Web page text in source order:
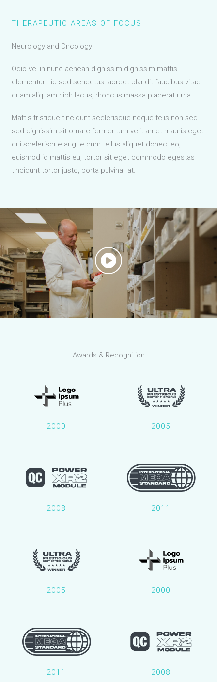
THERAPEUTIC AREAS OF FOCUS
Neurology and Oncology
Odio vel in nunc aenean dignissim dignissim mattis
elementum id sed senectus laoreet blandit faucibus vitae
quam aliquam nibh lacus, rhoncus massa placerat urna.
Mattis tristique tincidunt scelerisque neque felis non sed
sed dignissim sit ornare fermentum velit amet mauris eget
dui scelerisque augue cum tellus aliquet donec leo,
euismod id mattis eu, tortor sit eget commodo egestas
tincidunt tortor justo, porta pulvinar at.
Awards & Recognition
2000 2005
2008 2011
2005 2000
2011 2008